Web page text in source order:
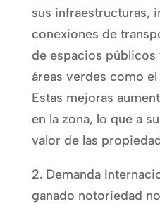
sus infraestructuras,
conexiones de
de espacios públicos
áreas verdes como
Estas mejoras
en la zona, lo que a
valor de las
2. Demanda
ganado notoriedad